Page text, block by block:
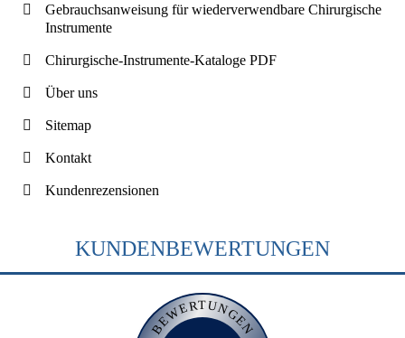
Gebrauchsanweisung für wiederverwendbare Chirurgische
Instrumente
Chirurgische-Instrumente-Kataloge PDF
Über uns
Sitemap
Kontakt
Kundenrezensionen
KUNDENBEWERTUNGEN
BEWERTUNGEN